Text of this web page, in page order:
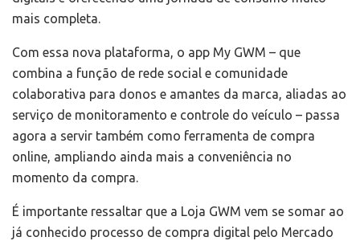
mais completa.
Com essa nova plataforma, o app My GWM – que
combina a função de rede social e comunidade
colaborativa para donos e amantes da marca, aliadas ao
serviço de monitoramento e controle do veículo ­– passa
agora a servir também como ferramenta de compra
online, ampliando ainda mais a conveniência no
momento da compra.
É importante ressaltar que a Loja GWM vem se somar ao
já conhecido processo de compra digital pelo Mercado